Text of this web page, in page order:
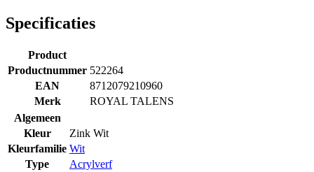
Specificaties
Product
Productnummer 522264
EAN
8712079210960
Merk
ROYAL TALENS
Algemeen
Kleur
Zink Wit
Kleurfamilie Wit
Type
Acrylverf